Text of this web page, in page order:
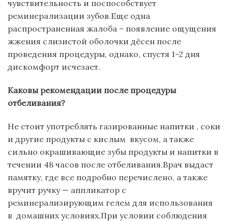
чувствительность и поспособствует
реминерализации зубов.Еще одна
распространенная жалоба – появление ощущения
жжения слизистой оболочки дёсен после
проведения процедуры, однако, спустя 1-2 дня
дискомфорт исчезает.
Каковы рекомендации после процедуры
отбеливания?
Не стоит употреблять газированные напитки , соки
и другие продукты с кислым вкусом, а также
сильно окрашивающие зубы продукты и напитки в
течении 48 часов после отбеливания.Врач выдаст
памятку, где все подробно перечислено, а также
вручит ручку — аппликатор с
реминерализирующим гелем для использования
в домашних условиях.При условии соблюдения